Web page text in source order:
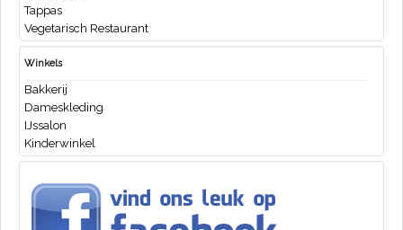
Tappas
Vegetarisch Restaurant
Winkels
Bakkerij
Dameskleding
IJssalon
Kinderwinkel